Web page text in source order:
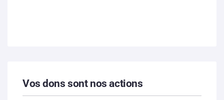
Vos dons sont nos actions